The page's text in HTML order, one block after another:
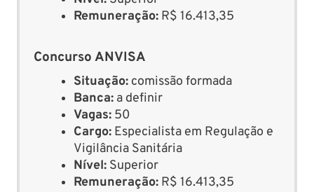
Remuneração: R$ 16.413,35
Concurso ANVISA
Situação: comissão formada
Banca: a definir
Vagas: 50
Cargo: Especialista em Regulação e
Vigilância Sanitária
Nível: Superior
Remuneração: R$ 16.413,35